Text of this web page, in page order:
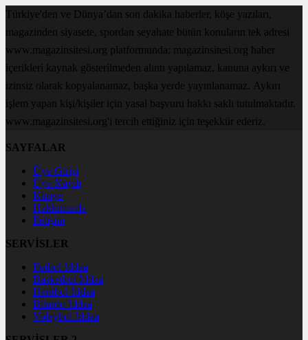
Türkiye'den ve Dünya’dan son dakika haberler, köşe yazıları,
magazinden siyasete, spordan seyahate bütün konuların tek adresi
www.magazinsitesi.org platformunda; magazinsitesi.org haber
içerikleri kaynak gösterilmeden alıntı yapılamaz, kanuna aykırı ve
izinsiz olarak kopyalanamaz, başka yerde yayınlanamaz. Aykırı
işlem yapan kişi/kişiler için yasal başvuru hakkı saklı tutulmaktadır.
www.magazinsitesi.org'i tercih ettiğiniz için teşekkür ederiz.
SAYFALAR
Üye Girişi
Üye Kaydı
Künye
Hakkımızda
İletişim
SERVİSLER
Futbol İddaa
Basketbol İddaa
Hentbol İddaa
Bilardo İddaa
Voleybol İddaa